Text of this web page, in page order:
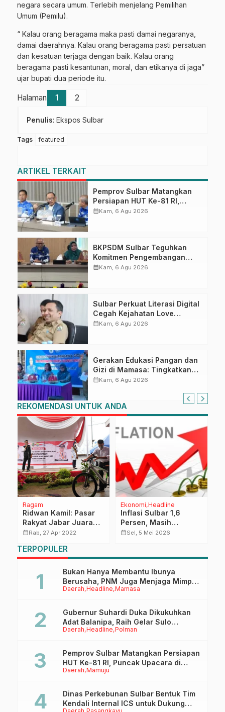
negara secara umum. Terlebih menjelang Pemilihan
Umum (Pemilu).
“ Kalau orang beragama maka pasti damai negaranya,
damai daerahnya. Kalau orang beragama pasti persatuan
dan kesatuan terjaga dengan baik. Kalau orang
beragama pasti kesantunan, moral, dan etikanya di jaga”
ujar bupati dua periode itu.
Halaman 1 2
Penulis: Ekspos Sulbar
Tags featured
ARTIKEL TERKAIT
Pemprov Sulbar Matangkan
Persiapan HUT Ke-81 RI,
Puncak Upacara di Lapangan
calendar_monthKam, 6 Agu 2026
BKPSDM Sulbar Teguhkan
Komitmen Pengembangan
Kompetensi ASN melalui
calendar_monthKam, 6 Agu 2026
Sulbar Perkuat Literasi Digital
Cegah Kejahatan Love
Scamming
calendar_monthKam, 6 Agu 2026
Gerakan Edukasi Pangan dan
Gizi di Mamasa: Tingkatkan
Pengetahuan dan
calendar_monthKam, 6 Agu 2026
REKOMENDASI UNTUK ANDA
Ragam
Ridwan Kamil: Pasar
Rakyat Jabar Juara
Harus Jadi Pilihan
calendar_monthRab, 27 Apr 2022
Ekonomi Headline
Inflasi Sulbar 1,6
Persen, Masih
Terkendal
calendar_monthSel, 5 Mei 2026
TERPOPULER
Daerah Headline Mamasa
Bukan Hanya Membantu Ibunya
Berusaha, PNM Juga Menjaga Mimpi
Anaknya Untuk Menggapai Cita-Cita
Daerah Headline Polman
Gubernur Suhardi Duka Dikukuhkan
Adat Balanipa, Raih Gelar Sulo
Tappidena
Daerah Mamuju
Pemprov Sulbar Matangkan Persiapan
HUT Ke-81 RI, Puncak Upacara di
Lapangan Ahmad Kirang
Dinas Perkebunan Sulbar Bentuk Tim
Kendali Internal ICS untuk Dukung